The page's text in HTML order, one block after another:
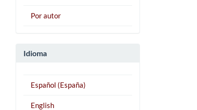
Por autor
Idioma
Español (España)
English